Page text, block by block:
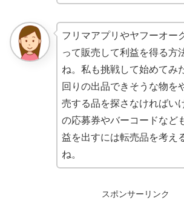
フリマアプリやヤフーオー
って販売して利益を得る方
ね。私も挑戦して始めてみ
回りの出品できそうな物を
売する品を探さなければい
の応募券やバーコードなど
益を出すには転売品を考え
ね。
スポンサーリンク